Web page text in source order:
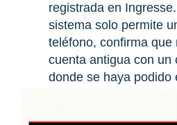
registrada en
sistema solo permite
teléfono, confirma que
cuenta antigua con un
donde se haya podido